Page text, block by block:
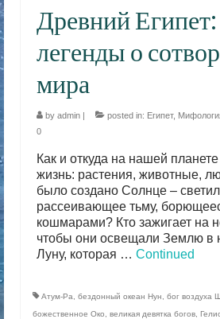
Древний Египет:
легенды о
мира
by admin | posted in: Египет,
0
Как и откуда на нашей
жизнь: растения, животные,
было создано Солнце –
рассеивающее тьму,
кошмарами? Кто зажигает на
чтобы они освещали Землю в
Луну, которая … Continued
Атум-Ра бездонный океан Нун бог воздуха
божественное Око
великая девятка богов